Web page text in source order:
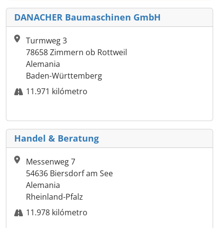
DANACHER Baumaschinen GmbH
Turmweg 3
78658 Zimmern ob Rottweil
Alemania
Baden-Württemberg
11.971 kilómetro
Handel & Beratung
Messenweg 7
54636 Biersdorf am See
Alemania
Rheinland-Pfalz
11.978 kilómetro